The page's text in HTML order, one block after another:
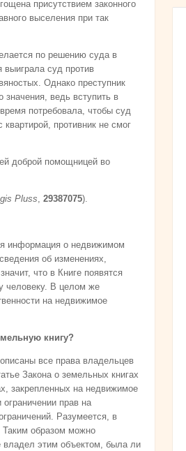
присутствием законного
выселения при так
по решению суда в
суд против
Однако преступник
ведь вступить в
потребовала, чтобы суд
противник не смог
доброй помощницей во
Pluss, 29387075).
информация о недвижимом
об изменениях,
что в Книге появятся
человеку. В целом же
на недвижимое
книгу?
все права владельцев
Закона о земельных книгах
закрепленных на недвижимое
прав на
Разумеется, в
образом можно
владел этим объектом, была ли